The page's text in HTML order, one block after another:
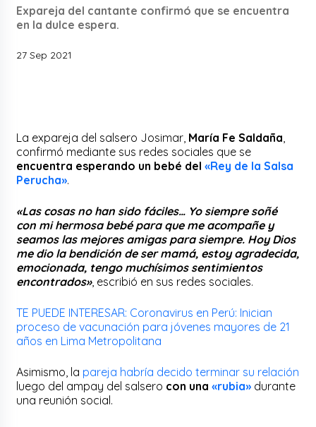
Expareja del cantante confirmó que se encuentra
en la dulce espera.
27 Sep 2021
La expareja del salsero Josimar, María Fe Saldaña,
confirmó mediante sus redes sociales que se
encuentra esperando un bebé del«Rey de la Salsa
Perucha».
«Las cosas no han sido fáciles… Yo siempre soñé
con mi hermosa bebé para que me acompañe y
seamos las mejores amigas para siempre. Hoy Dios
me dio la bendición de ser mamá, estoy agradecida,
emocionada, tengo muchísimos sentimientos
encontrados», escribió en sus redes sociales.
TE PUEDE INTERESAR: Coronavirus en Perú: Inician
proceso de vacunación para jóvenes mayores de 21
años en Lima Metropolitana
Asimismo, la pareja habría decido terminar su relación
luego del ampay del salsero con una«rubia» durante
una reunión social.